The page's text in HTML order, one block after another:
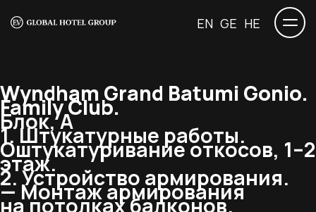
EN GE HE
Wyndham Grand Batumi Gonio.
Family Club.
Блок, А
1. Штукатурные работы.
Оштукатуривание откосов, 1–2
этаж.
2. Устройство армирования.
— Монтаж армирования
на потолках балконов.